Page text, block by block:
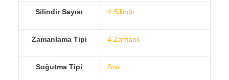
Silindir Sayısı 4 Silindir
Zamanlama Tipi 4 Zamanlı
Soğutma Tipi Sıvı